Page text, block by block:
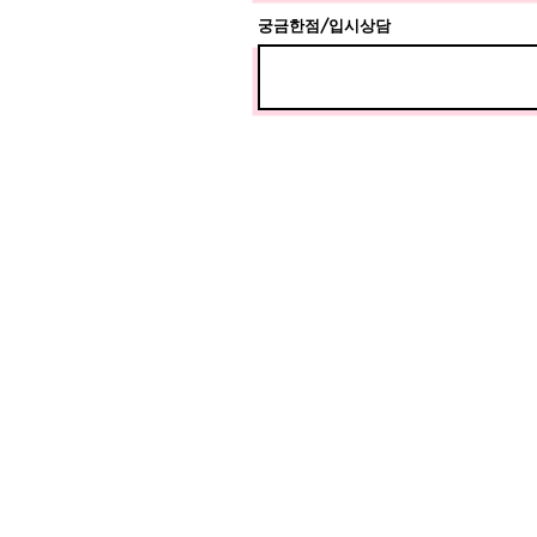
궁금한점/입시상담